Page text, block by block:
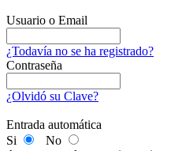
Usuario o Email
¿Todavía no se ha registrado?
Contraseña
¿Olvidó su Clave?
Entrada automática
Si
No